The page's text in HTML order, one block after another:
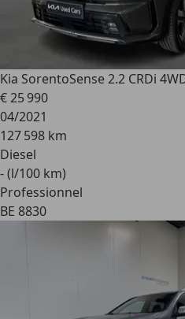
Kia SorentoSense 2.2 CRDi
€ 25 990
04/2021
127 598 km
Diesel
- (l/100 km)
Professionnel
BE 8830